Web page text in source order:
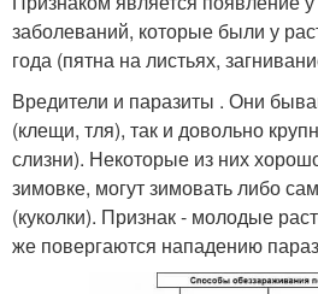
заболеваний, которые были у
года (пятна на листьях,
Вредители и паразиты . Они
(клещи, тля), так и довольно
слизни). Некоторые из них
зимовке, могут зимовать либо
(куколки). Признак - молодые
же повергаются нападению